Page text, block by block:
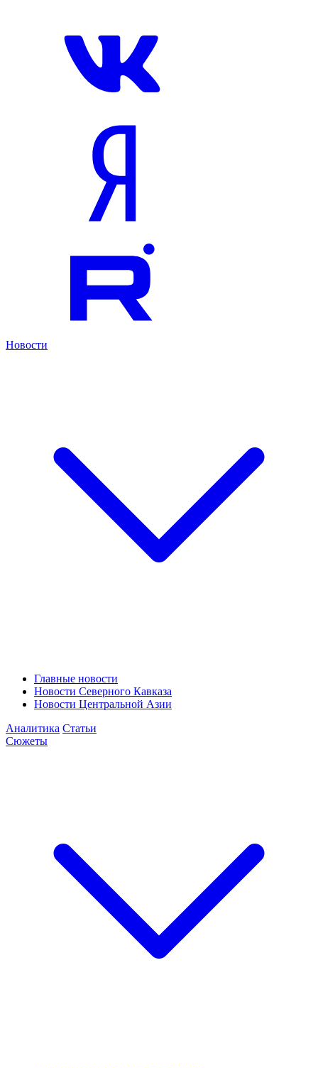
Новости
Главные новости
Новости Северного Кавказа
Новости Центральной Азии
Аналитика Статьи
Сюжеты